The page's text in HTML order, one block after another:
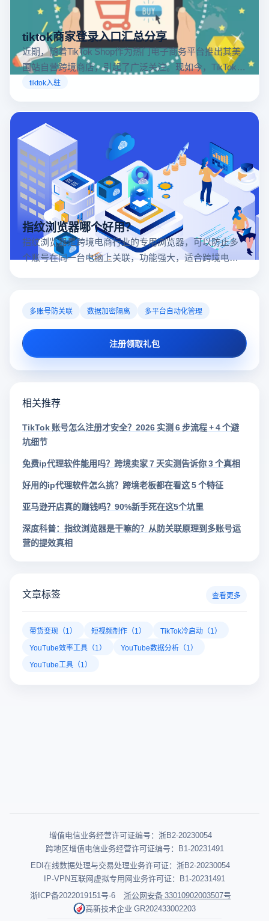
tiktok商家登录入口汇总分享
近期，随着TikTok Shop作为热门电子商务平台推出其美
国站自营跨境商店，引起了广泛关注。现如今，TikTok商
店已覆盖美国、英国及东南亚地区，因此了解官方网站
tiktok入驻
指纹浏览器哪个好用？
指纹浏览器是跨境电商行业的专用浏览器，可以防止多
个账号在同一台电脑上关联，功能强大，适合跨境电商
多账号防关联 数据加密隔离 多平台自动化管理
注册领取礼包
相关推荐
TikTok 账号怎么注册才安全？2026 实测 6 步流程 + 4 个避
坑细节
免费ip代理软件能用吗？跨境卖家 7 天实测告诉你 3 个真相
好用的ip代理软件怎么挑？跨境老板都在看这 5 个特征
亚马逊开店真的赚钱吗？90%新手死在这5个坑里
深度科普：指纹浏览器是干嘛的？从防关联原理到多账号运
营的提效真相
文章标签 查看更多
带货变现（1） 短视频制作（1）
TikTok冷启动（1）
YouTube效率工具（1）
YouTube数据分析（1）
YouTube工具（1）
增值电信业务经营许可证编号：浙B2-20230054
跨地区增值电信业务经营许可证编号：B1-20231491
EDI在线数据处理与交易处理业务许可证：浙B2-20230054
IP-VPN互联网虚拟专用网业务许可证：B1-20231491
浙ICP备2022019151号-6
浙公网安备 33010902003507号
高新技术企业 GR202433002203